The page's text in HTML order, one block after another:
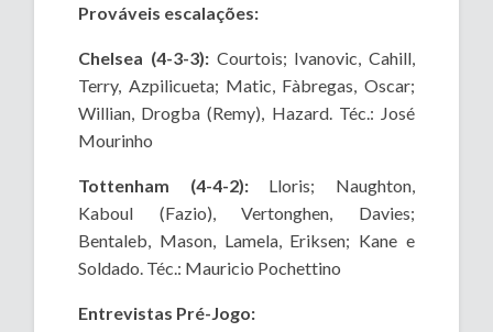
Prováveis escalações:
Chelsea (4-3-3): Courtois; Ivanovic, Cahill,
Terry, Azpilicueta; Matic, Fàbregas, Oscar;
Willian, Drogba (Remy), Hazard. Téc.: José
Mourinho
Tottenham (4-4-2):Lloris; Naughton,
Kaboul (Fazio), Vertonghen, Davies;
Bentaleb, Mason, Lamela, Eriksen; Kane e
Soldado. Téc.: Mauricio Pochettino
Entrevistas Pré-Jogo: